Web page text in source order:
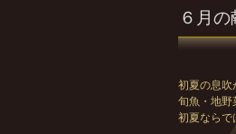
６月の
初夏の息吹
旬魚・地野
初夏ならで